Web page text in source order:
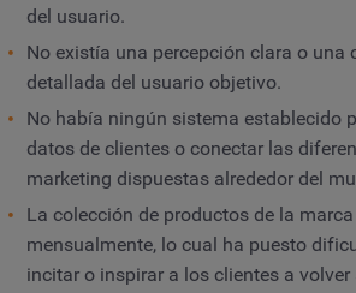
del usuario.
No existía una percepción clara o una
detallada del usuario objetivo.
No había ningún sistema establecido
datos de clientes o conectar las
marketing dispuestas alrededor del
La colección de productos de la
mensualmente, lo cual ha puesto
incitar o inspirar a los clientes a volver